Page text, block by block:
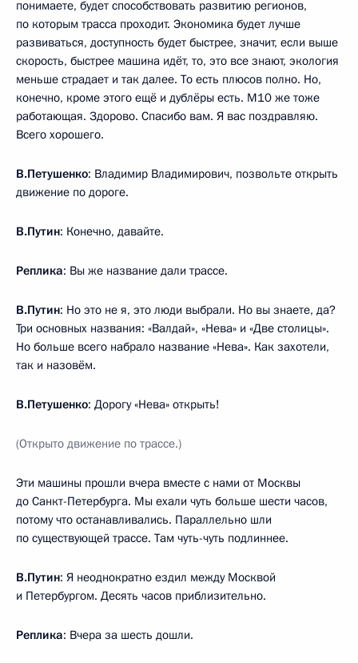
понимаете, будет способствовать развитию регионов,
по которым трасса проходит. Экономика будет лучше
развиваться, доступность будет быстрее, значит, если выше
скорость, быстрее машина идёт, то, это все знают, экология
меньше страдает и так далее. То есть плюсов полно. Но,
конечно, кроме этого ещё и дублёры есть. М10 же тоже
работающая. Здорово. Спасибо вам. Я вас поздравляю.
Всего хорошего.
В.Петушенко: Владимир Владимирович, позвольте открыть
движение по дороге.
В.Путин: Конечно, давайте.
Реплика: Вы же название дали трассе.
В.Путин: Но это не я, это люди выбрали. Но вы знаете, да?
Три основных названия: «Валдай», «Нева» и «Две столицы».
Но больше всего набрало название «Нева». Как захотели,
так и назовём.
В.Петушенко: Дорогу «Нева» открыть!
(Открыто движение по трассе.)
Эти машины прошли вчера вместе с нами от Москвы
до Санкт-Петербурга. Мы ехали чуть больше шести часов,
потому что останавливались. Параллельно шли
по существующей трассе. Там чуть-чуть подлиннее.
В.Путин: Я неоднократно ездил между Москвой
и Петербургом. Десять часов приблизительно.
Реплика: Вчера за шесть дошли.